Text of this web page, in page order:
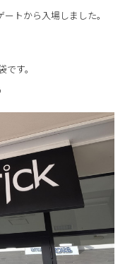
トから入場しました。
す。